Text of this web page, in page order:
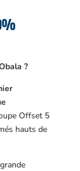
?
Offset 5
hauts de